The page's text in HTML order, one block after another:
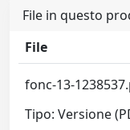
File in questo
File
fonc-13-
Tipo: Versione